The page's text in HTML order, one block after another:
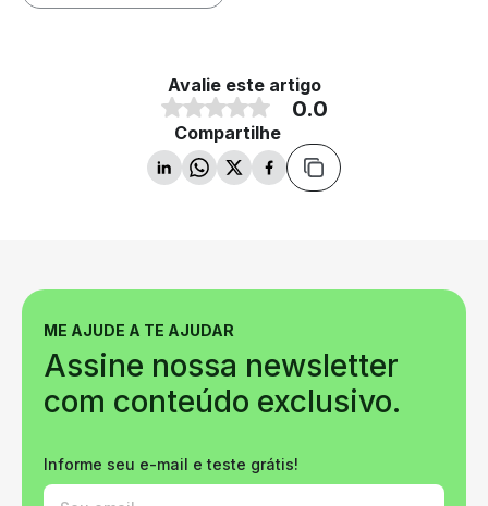
Avalie este artigo
0.0
Compartilhe
ME AJUDE A TE AJUDAR
Assine nossa newsletter
com conteúdo exclusivo.
Informe seu e-mail e teste grátis!